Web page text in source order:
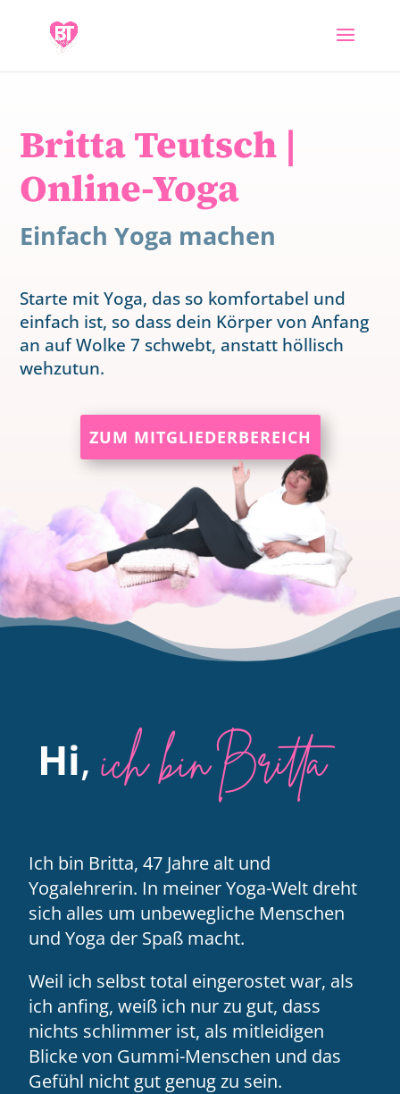
Britta Teutsch |
Online-Yoga
Einfach Yoga machen
Starte mit Yoga, das so komfortabel und
einfach ist, so dass dein Körper von Anfang
an auf Wolke 7 schwebt, anstatt höllisch
wehzutun.
ZUM MITGLIEDERBEREICH
Hi,ich bin Britta
Ich bin Britta, 47 Jahre alt und
Yogalehrerin. In meiner Yoga-Welt dreht
sich alles um unbewegliche Menschen
und Yoga der Spaß macht.
Weil ich selbst total eingerostet war, als
ich anfing, weiß ich nur zu gut, dass
nichts schlimmer ist, als mitleidigen
Blicke von Gummi-Menschen und das
Gefühl nicht gut genug zu sein.